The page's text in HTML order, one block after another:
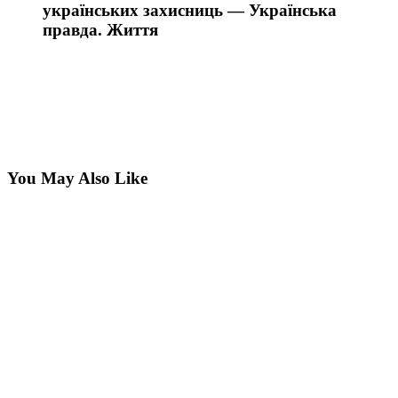
українських захисниць — Українська
правда. Життя
You May Also Like